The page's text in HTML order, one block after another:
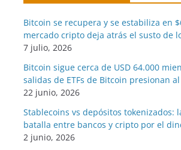
Bitcoin se recupera y se estabiliza en
mercado cripto deja atrás el susto de
7 julio, 2026
Bitcoin sigue cerca de USD 64.000
salidas de ETFs de Bitcoin presionan
22 junio, 2026
Stablecoins vs depósitos tokenizados:
batalla entre bancos y cripto por el
2 junio, 2026